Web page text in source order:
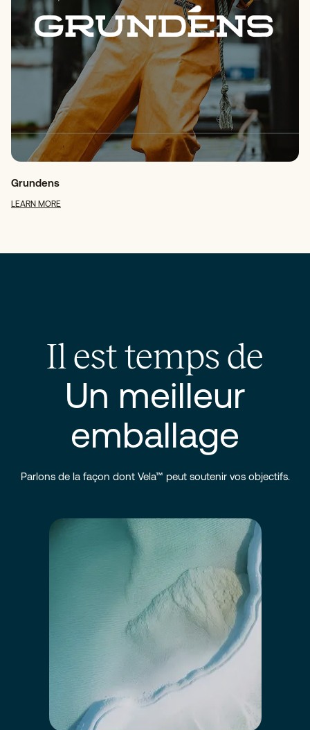
Grundens
LEARN MORE
Il est temps de
Un meilleur
emballage
Parlons de la façon dont Vela™ peut soutenir vos objectifs.